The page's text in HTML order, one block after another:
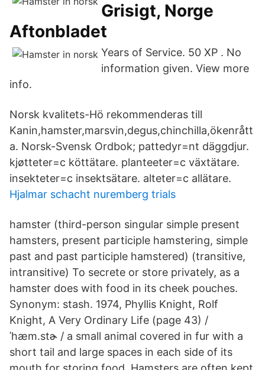
Grisigt, Norge
Aftonbladet
Years of Service. 50 XP . No
information given. View more
info.
Norsk kvalitets-Hö rekommenderas till
Kanin,hamster,marsvin,degus,chinchilla,ökenrått
a. Norsk-Svensk Ordbok; pattedyr=nt däggdjur.
kjøtteter=c köttätare. planteeter=c växtätare.
insekteter=c insektsätare. alteter=c allätare.
Hjalmar schacht nuremberg trials
hamster (third-person singular simple present
hamsters, present participle hamstering, simple
past and past participle hamstered) (transitive,
intransitive) To secrete or store privately, as a
hamster does with food in its cheek pouches.
Synonym: stash. 1974, Phyllis Knight, Rolf
Knight, A Very Ordinary Life (page 43) /
ˈhæm.stɚ / a small animal covered in fur with a
short tail and large spaces in each side of its